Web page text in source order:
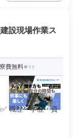
設現場作業ス
費無料⭐️
職歴・学歴・資